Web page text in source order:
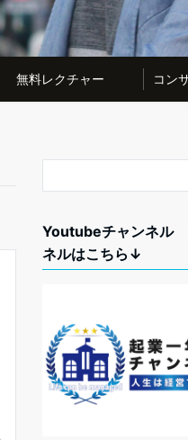
無料レクチャー コン
Youtubeチャンネル
ネルはこちら↓